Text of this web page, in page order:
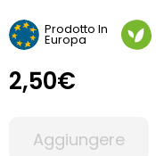
Prodotto In
Europa
2,50€
Aggiungere